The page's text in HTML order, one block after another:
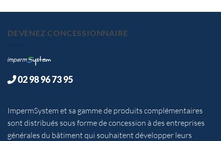
DEVENEZ CONCESSIONNAIRE
02 98 96 73 95
ImpermSystem et sa gamme de produits complémentaires
sont distribués sous forme de concession à des entreprises
générales du bâtiment qui souhaitent développer leurs